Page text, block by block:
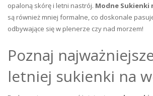
opaloną skórę i letni nastrój. Modne Sukienki
są również mniej formalne, co doskonale
odbywające się w plenerze czy nad morzem!
Poznaj
letniej sukienki na